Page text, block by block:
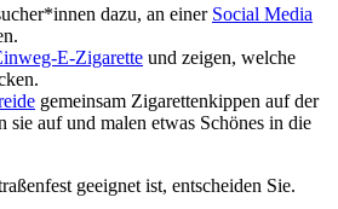
dazu, an einer Social Media
E-Zigarette und zeigen, welche
gemeinsam Zigarettenkippen auf der
sie auf und malen etwas Schönes in die
geeignet ist, entscheiden Sie.